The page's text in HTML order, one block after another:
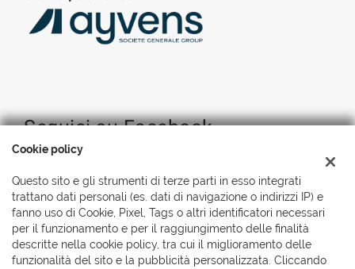
Seguici su Facebook
Cookie policy
Questo sito e gli strumenti di terze parti in esso integrati
trattano dati personali (es. dati di navigazione o indirizzi IP) e
fanno uso di Cookie, Pixel, Tags o altri identificatori necessari
per il funzionamento e per il raggiungimento delle finalità
descritte nella cookie policy, tra cui il miglioramento delle
funzionalità del sito e la pubblicità personalizzata. Cliccando